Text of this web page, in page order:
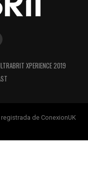
XPERIENCE 2019
de ConexionUK